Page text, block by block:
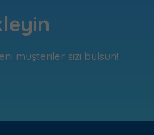
müşteriler sizi bulsun!